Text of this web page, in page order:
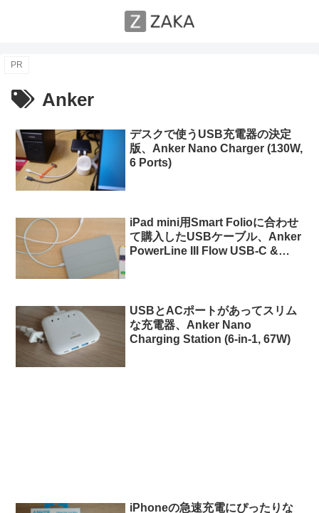
PR
Anker
デスクで使うUSB充電器の決定
版、Anker Nano Charger (130W,
6 Ports)
iPad mini用Smart Folioに合わせ
て購入したUSBケーブル、Anker
PowerLine III Flow USB-C &
USBとACポートがあってスリム
な充電器、Anker Nano
Charging Station (6-in-1, 67W)
iPhoneの急速充電にぴったりな